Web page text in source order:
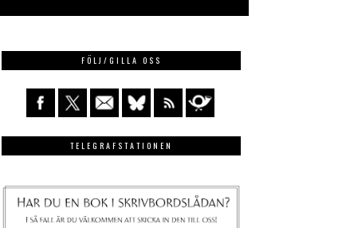
FÖLJ/GILLA OSS
TELEGRAFSTATIONEN